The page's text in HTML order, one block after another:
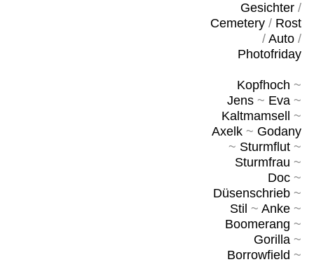
Gesichter/
Cemetery/ Rost
/ Auto/
Photofriday
Kopfhoch ~
Jens~ Eva~
Kaltmamsell
~
Axelk~ Godany
~ Sturmflut~
Sturmfrau ~
Doc~
Düsenschrieb~
Stil ~ Anke~
Boomerang ~
Gorilla~
Borrowfield ~